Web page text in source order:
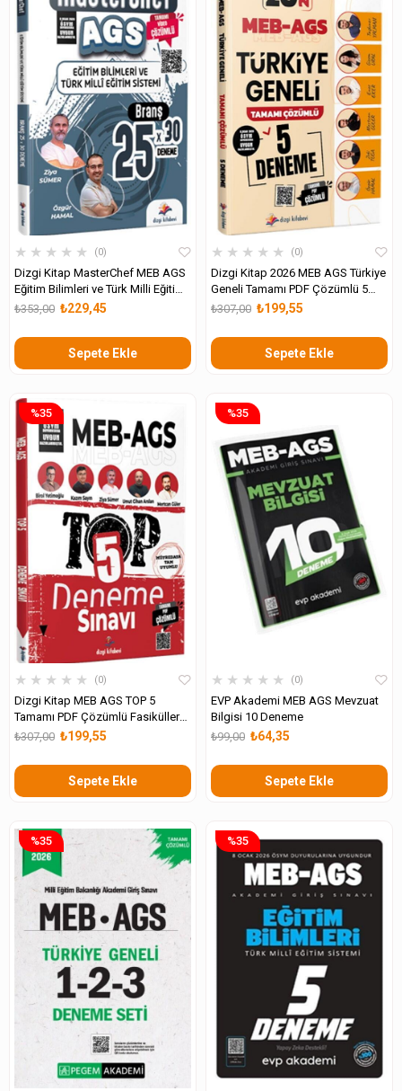
★ ★ ★ ★ ★ 0
Dizgi Kitap MasterChef MEB AGS
Eğitim Bilimleri ve Türk Milli Eğitim
Sistemi 25 Branş Deneme
₺229,45
₺353,00
Sepete Ekle
★ ★ ★ ★ ★ 0
Dizgi Kitap 2026 MEB AGS Türkiye
Geneli Tamamı PDF Çözümlü 5
Deneme ₺199,55
₺307,00
Sepete Ekle
★ ★ ★ ★ ★ 0
Dizgi Kitap MEB AGS TOP 5
Tamamı PDF Çözümlü Fasiküller
Halinde 5 Deneme
₺199,55
₺307,00
Sepete Ekle
%35
★ ★ ★ ★ ★ 0
EVP Akademi MEB AGS Mevzuat
Bilgisi 10 Deneme
₺64,35
₺99,00
Sepete Ekle
%35
%35 %35